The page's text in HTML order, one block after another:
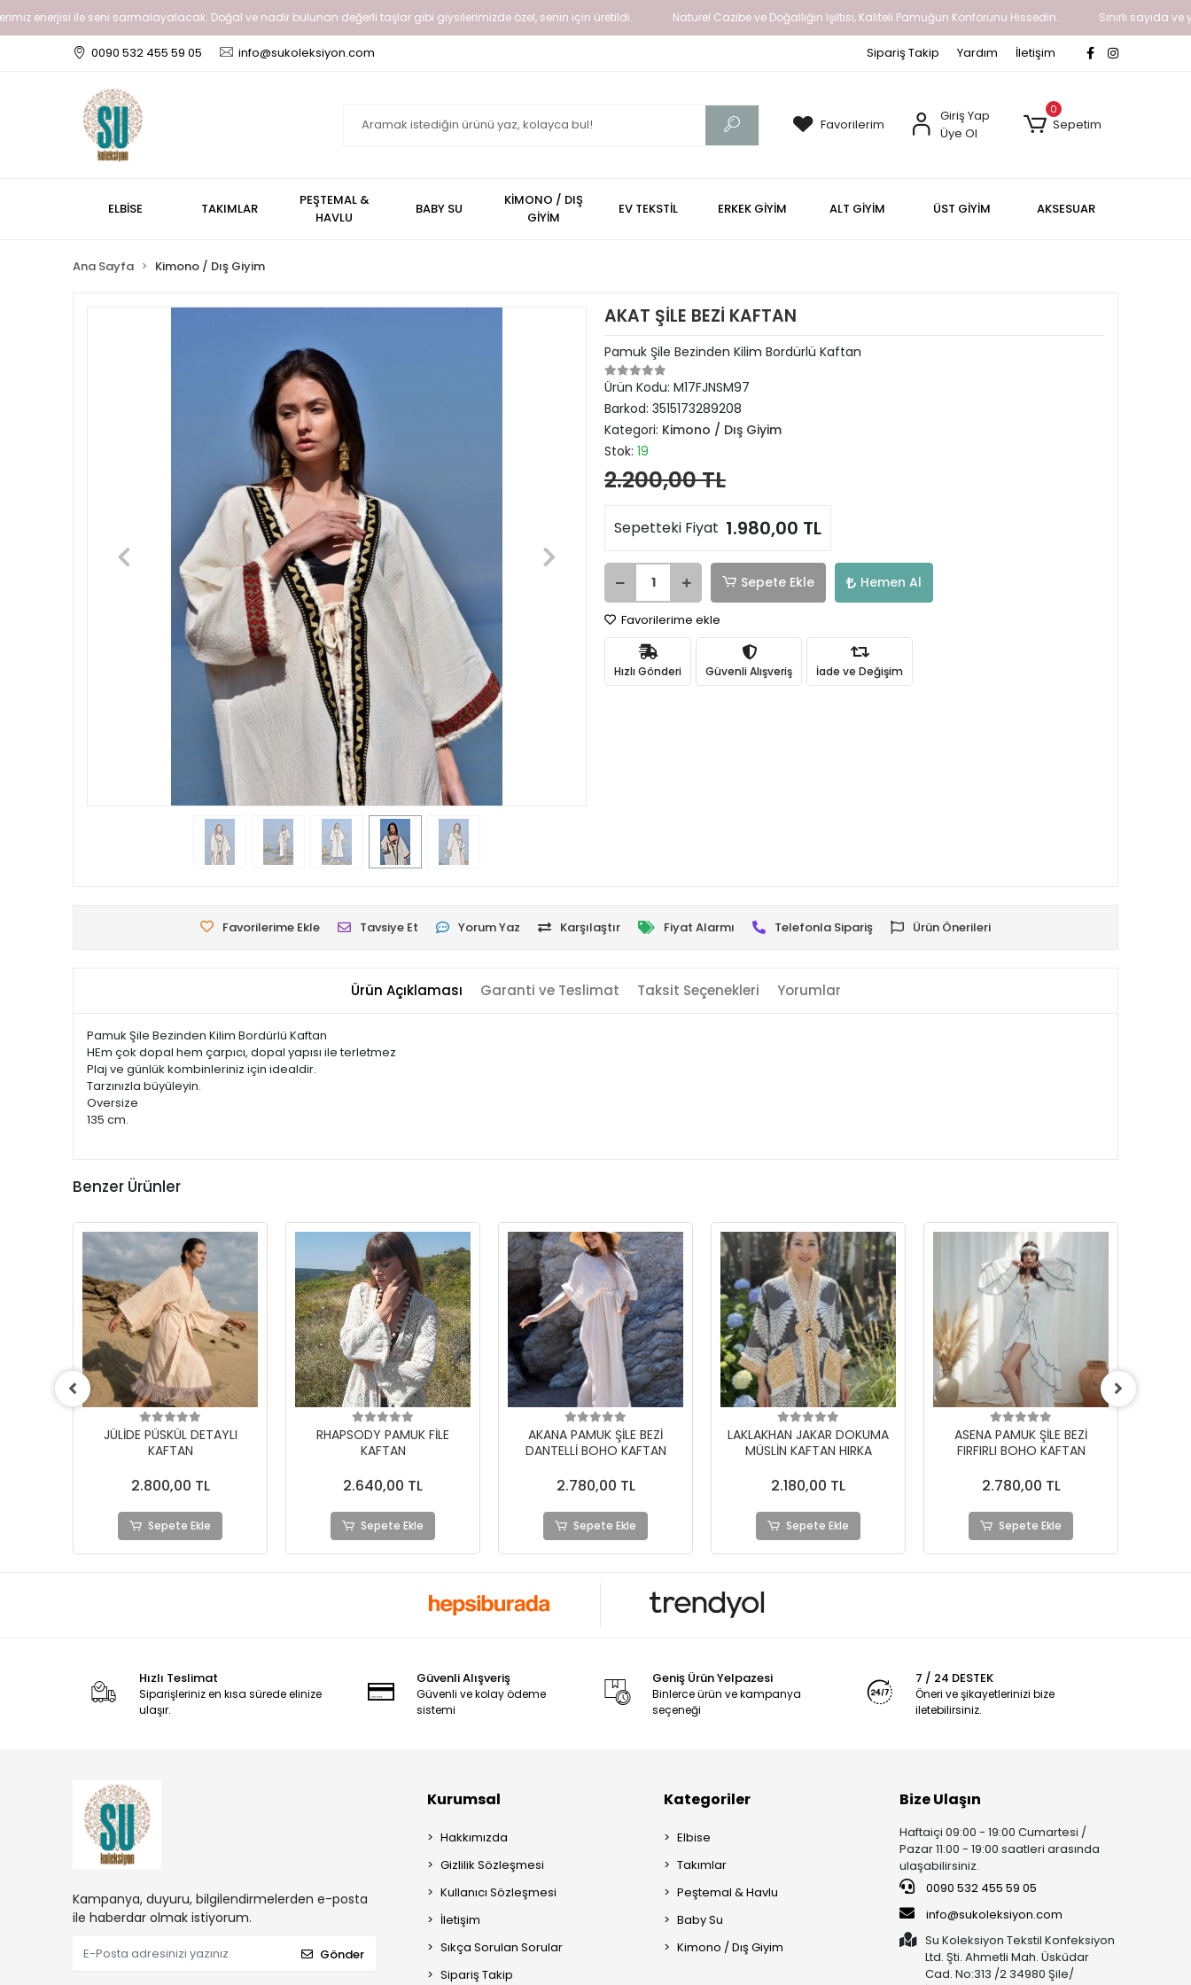
ile seni sarmalayalacak. Doğal ve nadir bulunan değerli taşlar gibi giysilerimizde özel, senin için üretildi. Naturel Cazibe ve Doğallığın Işıltısı, Kaliteli Pamuğun Konforunu Hissedin. Sınırlı sayıda ve
0090 532 455 59 05 info@sukoleksiyon.com Sipariş Takip Yardım İletişim
Favorilerim
Giriş Yap
Üye Ol
0
Sepetim
ELBİSE TAKIMLAR
PEŞTEMAL &
HAVLU
BABY SU
KİMONO / DIŞ
GİYİM
EV TEKSTİL ERKEK GİYİM ALT GİYİM ÜST GİYİM AKSESUAR
Ana Sayfa Kimono / Dış Giyim
AKAT ŞİLE BEZİ KAFTAN
Pamuk Şile Bezinden Kilim Bordürlü Kaftan
Ürün Kodu: M17FJNSM97
Barkod: 3515173289208
Kategori: Kimono / Dış Giyim
Stok: 19
2.200,00 TL
Sepetteki Fiyat 1.980,00 TL
Sepete Ekle Hemen Al
Favorilerime ekle
Hızlı Gönderi Güvenli Alışveriş İade ve Değişim
Favorilerime Ekle Tavsiye Et Yorum Yaz Karşılaştır Fiyat Alarmı Telefonla Sipariş Ürün Önerileri
Ürün Açıklaması Garanti ve Teslimat Taksit Seçenekleri Yorumlar
Pamuk Şile Bezinden Kilim Bordürlü Kaftan
HEm çok dopal hem çarpıcı, dopal yapısı ile terletmez
Plaj ve günlük kombinleriniz için idealdir.
Tarzınızla büyüleyin.
Oversize
135 cm.
Benzer Ürünler
RHAPSODY PAMUK FİLE
KAFTAN
2.640,00 TL
Sepete Ekle
AKANA PAMUK ŞİLE BEZİ
DANTELLİ BOHO KAFTAN
2.780,00 TL
Sepete Ekle
LAKLAKHAN JAKAR DOKUMA
MÜSLİN KAFTAN HIRKA
2.180,00 TL
Sepete Ekle
ASENA PAMUK ŞİLE BEZİ
FIRFIRLI BOHO KAFTAN
2.780,00 TL
Sepete Ekle
MELODY PAMUK FİLE KAFTAN
2.480,00 TL
Sepete Ekle
Hızlı Teslimat
Siparişleriniz en kısa sürede elinize
ulaşır.
Güvenli Alışveriş
Güvenli ve kolay ödeme
sistemi
Geniş Ürün Yelpazesi
Binlerce ürün ve kampanya
seçeneği
7 / 24 DESTEK
Öneri ve şikayetlerinizi bize
iletebilirsiniz.
Kampanya, duyuru, bilgilendirmelerden e-posta
ile haberdar olmak istiyorum.
Gönder
Kurumsal
Hakkımızda
Gizlilik Sözleşmesi
Kullanıcı Sözleşmesi
İletişim
Sıkça Sorulan Sorular
Sipariş Takip
Kategoriler
Elbise
Takımlar
Peştemal & Havlu
Baby Su
Kimono / Dış Giyim
Bize Ulaşın
Haftaiçi 09:00 - 19:00 Cumartesi /
Pazar 11:00 - 19:00 saatleri arasında
ulaşabilirsiniz.
0090 532 455 59 05
info@sukoleksiyon.com
Su Koleksiyon Tekstil Konfeksiyon
Ltd. Şti. Ahmetli Mah. Üsküdar
Cad. No:313 /2 34980 Şile/